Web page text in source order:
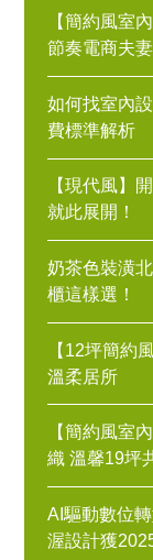
【簡約風室
節奏電商夫
如何找室內
費標準解析
【現代風】
就此展開！
奶茶色裝潢
櫃這樣選！
【12坪簡約
溫柔居所
【簡約風室
織 溫馨19坪
AI驅動數位
渥設計獲